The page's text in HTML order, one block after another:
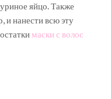
яйцо. Также
и нанести всю эту
маски с волос